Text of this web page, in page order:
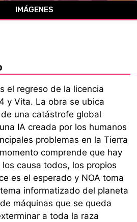
IMÁGENES
el regreso de la licencia
y Vita. La obra se ubica
una catástrofe global
IA creada por los humanos
problemas en la Tierra
comprende que hay
causa todos, los propios
es el esperado y NOA toma
informatizado del planeta
máquinas que se queda
a toda la raza